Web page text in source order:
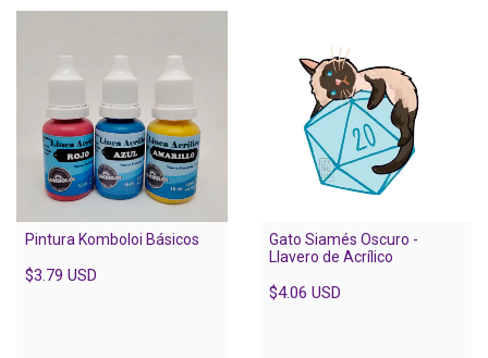
Pintura Komboloi Básicos
$3.79 USD
Gato Siamés Oscuro -
Llavero de Acrílico
$4.06 USD